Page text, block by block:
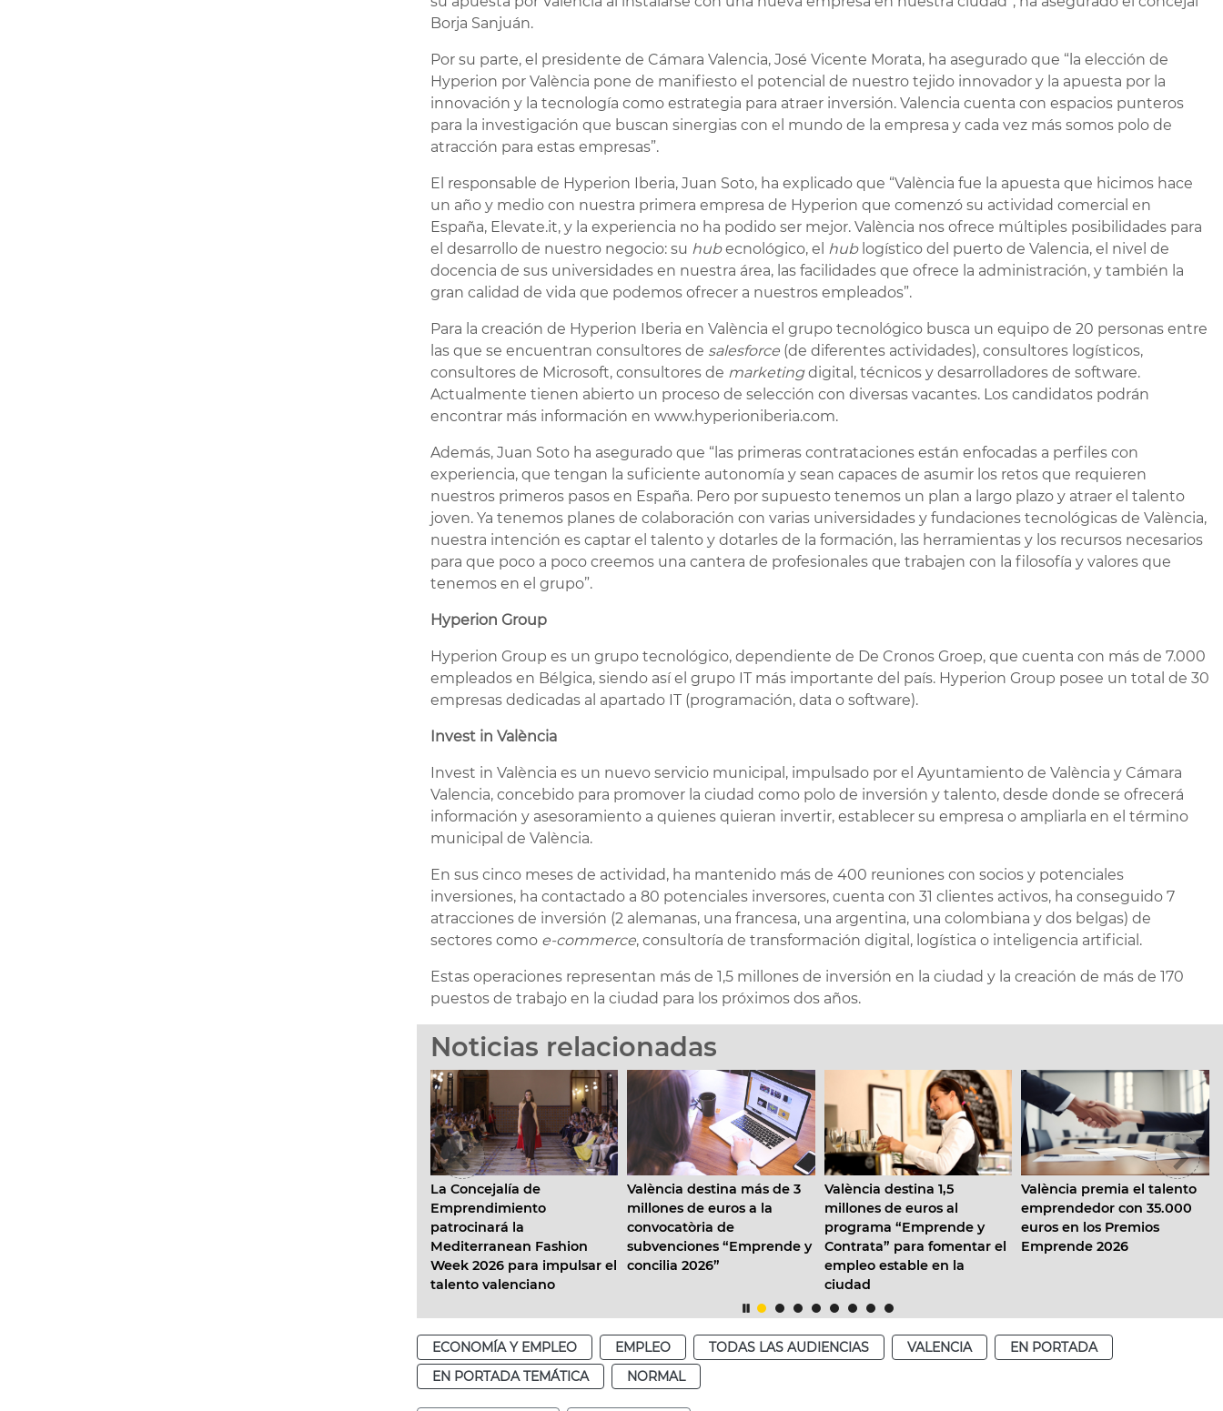
Borja Sanjuán.
Por su parte, el presidente de Cámara Valencia, José Vicente Morata, ha asegurado que “la elección de
Hyperion por València pone de manifiesto el potencial de nuestro tejido innovador y la apuesta por la
innovación y la tecnología como estrategia para atraer inversión. Valencia cuenta con espacios punteros
para la investigación que buscan sinergias con el mundo de la empresa y cada vez más somos polo de
atracción para estas empresas”.
El responsable de Hyperion Iberia, Juan Soto, ha explicado que “València fue la apuesta que hicimos hace
un año y medio con nuestra primera empresa de Hyperion que comenzó su actividad comercial en
España, Elevate.it, y la experiencia no ha podido ser mejor. València nos ofrece múltiples posibilidades para
el desarrollo de nuestro negocio: su hubecnológico, el hublogístico del puerto de Valencia, el nivel de
docencia de sus universidades en nuestra área, las facilidades que ofrece la administración, y también la
gran calidad de vida que podemos ofrecer a nuestros empleados”.
Para la creación de Hyperion Iberia en València el grupo tecnológico busca un equipo de 20 personas entre
las que se encuentran consultores de salesforce(de diferentes actividades), consultores logísticos,
consultores de Microsoft, consultores de marketingdigital, técnicos y desarrolladores de software.
Actualmente tienen abierto un proceso de selección con diversas vacantes. Los candidatos podrán
encontrar más información en www.hyperioniberia.com.
Además, Juan Soto ha asegurado que “las primeras contrataciones están enfocadas a perfiles con
experiencia, que tengan la suficiente autonomía y sean capaces de asumir los retos que requieren
nuestros primeros pasos en España. Pero por supuesto tenemos un plan a largo plazo y atraer el talento
joven. Ya tenemos planes de colaboración con varias universidades y fundaciones tecnológicas de València,
nuestra intención es captar el talento y dotarles de la formación, las herramientas y los recursos necesarios
para que poco a poco creemos una cantera de profesionales que trabajen con la filosofía y valores que
tenemos en el grupo”.
Hyperion Group
Hyperion Group es un grupo tecnológico, dependiente de De Cronos Groep, que cuenta con más de 7.000
empleados en Bélgica, siendo así el grupo IT más importante del país. Hyperion Group posee un total de 30
empresas dedicadas al apartado IT (programación, data o software).
Invest in Val ència
Invest in València es un nuevo servicio municipal, impulsado por el Ayuntamiento de València y Cámara
Valencia, concebido para promover la ciudad como polo de inversión y talento, desde donde se ofrecerá
información y asesoramiento a quienes quieran invertir, establecer su empresa o ampliarla en el término
municipal de València.
En sus cinco meses de actividad, ha mantenido más de 400 reuniones con socios y potenciales
inversiones, ha contactado a 80 potenciales inversores, cuenta con 31 clientes activos, ha conseguido 7
atracciones de inversión (2 alemanas, una francesa, una argentina, una colombiana y dos belgas) de
sectores como e-commerce, consultoría de transformación digital, logística o inteligencia artificial.
Estas operaciones representan más de 1,5 millones de inversión en la ciudad y la creación de más de 170
puestos de trabajo en la ciudad para los próximos dos años.
Noticias relacionadas
La Concejalía de
Emprendimiento
patrocinará la
Mediterranean Fashion
Week 2026 para impulsar el
talento valenciano
València destina más de 3
millones de euros a la
convocatòria de
subvenciones “Emprende y
concilia 2026”
València destina 1,5
millones de euros al
programa “Emprende y
Contrata” para fomentar el
empleo estable en la
València premia el talento
emprendedor con 35.000
euros en los Premios
Emprende 2026
València
las ayudas al
ECONOMÍA Y EMPLEO EMPLEO TODAS LAS AUDIENCIAS VALENCIA
EN PORTADA
EN PORTADA TEMÁTICA
NORMAL